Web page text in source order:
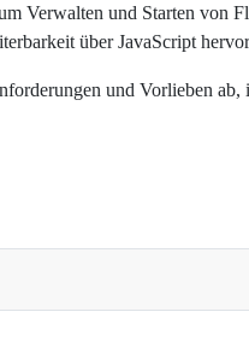
Verwalten und Starten
über JavaScript
und Vorlieben